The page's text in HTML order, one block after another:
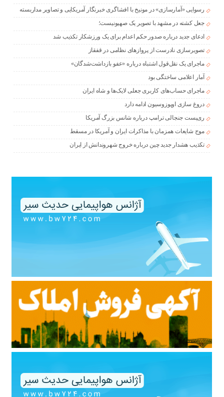
رسوایی «آمارسازی» در مونیخ با افشاگری خبرنگار آمریکایی و تصاویر مداربسته
جعل کشته در مشهد با تصویر یک صهیونیست؛
ادعای جدید درباره صدور حکم اعدام برای یک ورزشکار تکذیب شد
تصویرسازی نادرست از پروازهای نظامی در قفقاز
ماجرای یک نقل‌قول اشتباه درباره «عفو بازداشت‌شدگان»
آمار اعلامی ساختگی بود
ماجرای حساب‌های کاربری جعلی لایک‌ها و شاه ایران
دروغ سازی اوپوزوسیون ادامه دارد
ری‌پست جنجالی ترامپ درباره شانس بزرگ آمریکا
موج شایعات همزمان با مذاکرات ایران و آمریکا در مسقط
تکذیب هشدار جدید چین درباره خروج شهروندانش از ایران